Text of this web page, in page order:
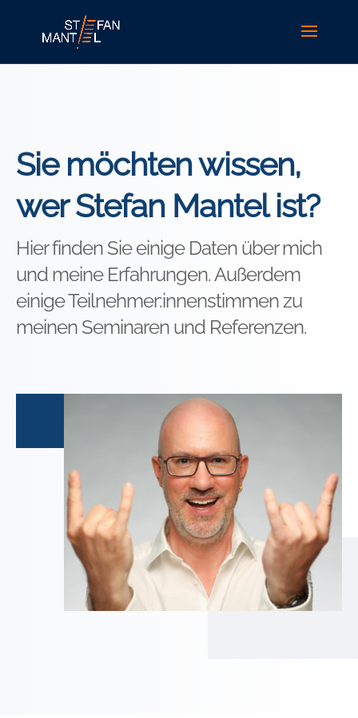
Sie möchten wissen,
wer Stefan Mantel ist?
Hier finden Sie einige Daten über mich
und meine Erfahrungen. Außerdem
einige Teilnehmer:innenstimmen zu
meinen Seminaren und Referenzen.